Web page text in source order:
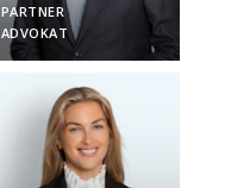
PARTNER
ADVOKAT